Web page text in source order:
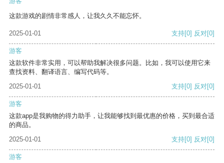
这款游戏的剧情非常感人，让我久久不能忘怀。
2025-01-01 支持[0] 反对[0]
游客
这款软件非常实用，可以帮助我解决很多问题。比如，我可以使用它来
查找资料、翻译语言、编写代码等。
2025-01-01
支持[0] 反对[0]
游客
这款app是我购物的得力助手，让我能够找到最优惠的价格，买到最合适
的商品。
2025-01-01
支持[0] 反对[0]
游客